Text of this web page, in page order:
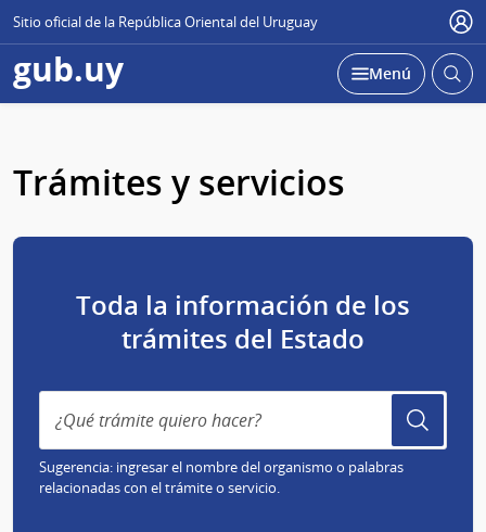
Sitio oficial de la República Oriental del Uruguay
gub.uy Desplegar
Menú Abrir
Trámites y servicios
Toda la información de los
trámites del Estado
Sugerencia: ingresar el nombre del organismo o palabras
relacionadas con el trámite o servicio.